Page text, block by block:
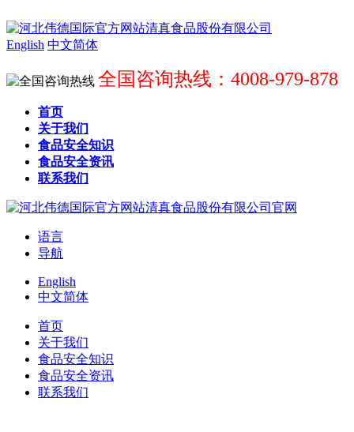
English 中文简体
全国咨询热线：4008-979-878
首页
关于我们
食品安全知识
食品安全资讯
联系我们
语言
导航
English
中文简体
首页
关于我们
食品安全知识
食品安全资讯
联系我们